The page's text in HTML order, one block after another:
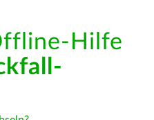
Hilfe